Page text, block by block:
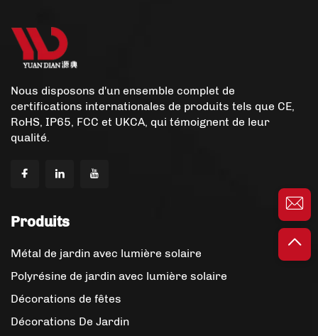
Nous disposons d'un ensemble complet de
certifications internationales de produits tels que CE,
RoHS, IP65, FCC et UKCA, qui témoignent de leur
qualité.
Produits
Métal de jardin avec lumière solaire
Polyrésine de jardin avec lumière solaire
Décorations de fêtes
Décorations De Jardin